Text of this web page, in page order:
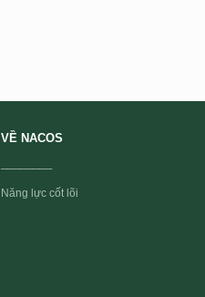
VỀ NACOS
Năng lực cốt lõi